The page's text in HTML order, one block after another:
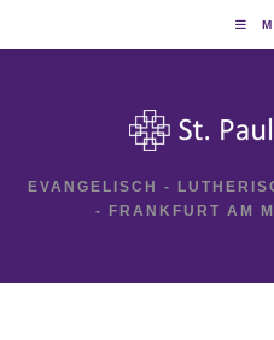
EVANGELISCH -
- FRANKFURT AM